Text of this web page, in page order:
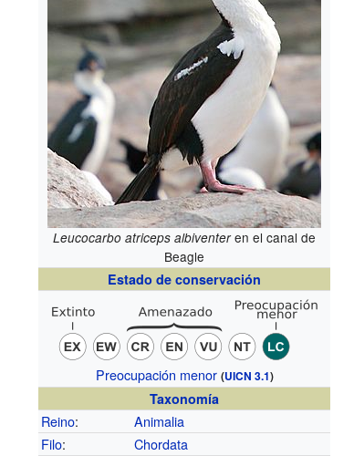
Leucocarbo atriceps albiventeren el canal de
Beagle
Estado de conservación
Preocupación menor (UICN 3.1)
Taxonomía
Reino:
Animalia
Filo:
Chordata